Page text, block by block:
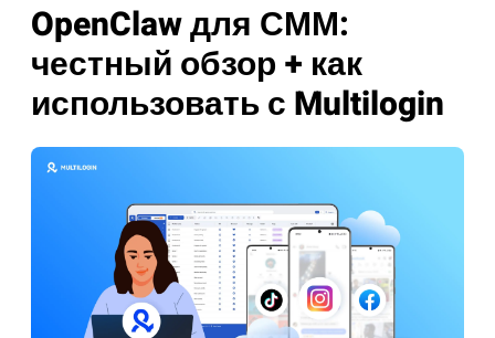
OpenClaw для СММ:
честный обзор + как
использовать с Multilogin